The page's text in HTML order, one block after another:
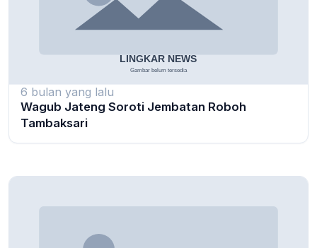
6 bulan yang lalu
Wagub Jateng Soroti Jembatan Roboh
Tambaksari